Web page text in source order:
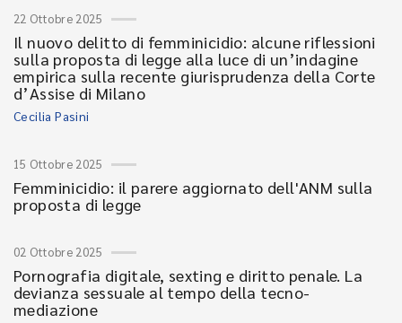
22 Ottobre 2025
Il nuovo delitto di femminicidio: alcune riflessioni
sulla proposta di legge alla luce di un’indagine
empirica sulla recente giurisprudenza della Corte
d’Assise di Milano
Cecilia Pasini
15 Ottobre 2025
Femminicidio: il parere aggiornato dell'ANM sulla
proposta di legge
02 Ottobre 2025
Pornografia digitale, sexting e diritto penale. La
devianza sessuale al tempo della tecno-
mediazione